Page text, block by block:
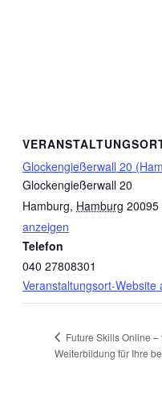
Glockengießerwall 20
Glockengießerwall 20
Hamburg, Hamburg 20095
anzeigen
Telefon
040 27808301
Veranstaltungsort-Website
Future Skills Online
Weiterbildung für Ihre